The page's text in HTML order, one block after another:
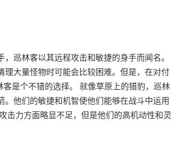
巡林客以其远程攻击和敏捷的身手而闻名。
大量怪物时可能会比较困难。但是，在对付
是个不错的选择。 就像草原上的猎豹，巡林
他们的敏捷和机智使他们能够在战斗中运用
击力方面略显不足，但是他们的高机动性和灵